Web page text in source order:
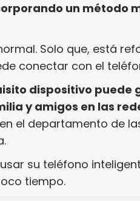
un método
Solo que, está
conectar con el
dispositivo puede
y amigos en las
el departamento de
su teléfono
tiempo.